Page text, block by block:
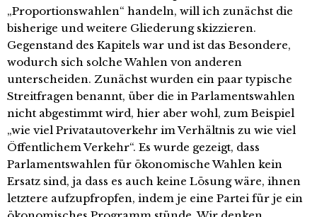
„Proportionswahlen“ handeln, will ich zunächst die
bisherige und weitere Gliederung skizzieren.
Gegenstand des Kapitels war und ist das Besondere,
wodurch sich solche Wahlen von anderen
unterscheiden. Zunächst wurden ein paar typische
Streitfragen benannt, über die in Parlamentswahlen
nicht abgestimmt wird, hier aber wohl, zum Beispiel
„wie viel Privatautoverkehr im Verhältnis zu wie viel
Öffentlichem Verkehr“. Es wurde gezeigt, dass
Parlamentswahlen für ökonomische Wahlen kein
Ersatz sind, ja dass es auch keine Lösung wäre, ihnen
letztere aufzupfropfen, indem je eine Partei für je ein